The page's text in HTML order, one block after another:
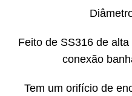
Feito de SS316 de
conexão
Tem um orifício de